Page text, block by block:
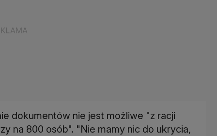
dokumentów nie jest możliwe "z racji
na 800 osób". "Nie mamy nic do ukrycia,